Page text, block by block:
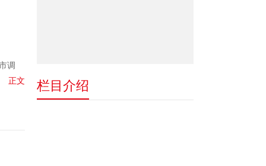
调
正文 栏目介绍